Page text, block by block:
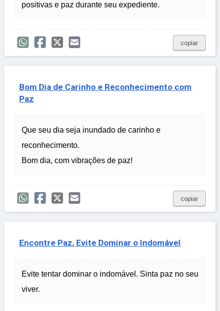
positivas e paz durante seu expediente.
copiar
Bom Dia de Carinho e Reconhecimento com
Paz
Que seu dia seja inundado de carinho e
reconhecimento.
Bom dia, com vibrações de paz!
copiar
Encontre Paz, Evite Dominar o Indomável
Evite tentar dominar o indomável. Sinta paz no seu
viver.